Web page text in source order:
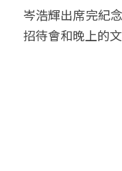
岑浩輝出席完紀
招待會和晚上的